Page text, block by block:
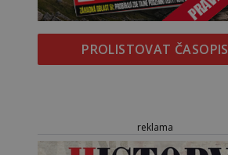
PROLISTOVAT ČASOPIS
reklama